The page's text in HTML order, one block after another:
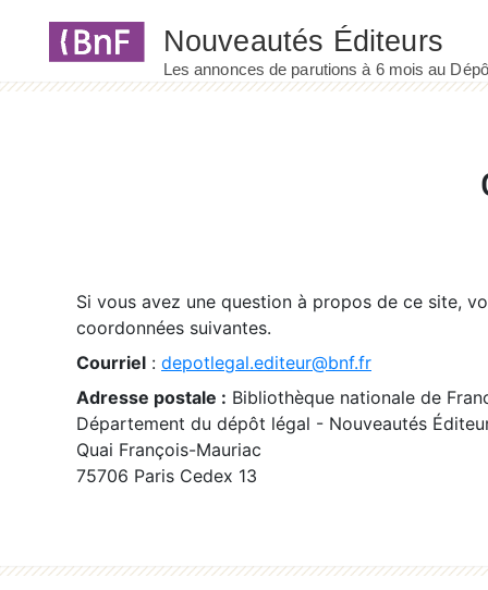
Si vous avez une question à propos de ce site,
coordonnées suivantes.
Courriel : depotlegal.editeur@bnf.fr
Adresse postale : Bibliothèque nationale de
Département du dépôt légal - Nouveautés
Quai François-Mauriac
75706 Paris Cedex 13